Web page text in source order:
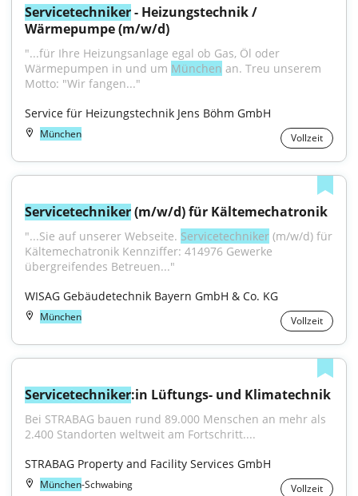
Servicetechniker - Heizungstechnik /
Wärmepumpe (m/w/d)
"...für Ihre Heizungsanlage egal ob Gas, Öl oder
Wärmepumpen in und um München an. Treu unserem
Motto: "Wir fangen..."
Service für Heizungstechnik Jens Böhm GmbH
München Vollzeit
Servicetechniker (m/w/d) für Kältemechatronik
"...Sie auf unserer Webseite. Servicetechniker (m/w/d) für
Kältemechatronik Kennziffer: 414976 Gewerke
übergreifendes Betreuen..."
WISAG Gebäudetechnik Bayern GmbH & Co. KG
München Vollzeit
Servicetechniker:in Lüftungs- und Klimatechnik
Bei STRABAG bauen rund 89.000 Menschen an mehr als
2.400 Standorten weltweit am Fortschritt....
STRABAG Property and Facility Services GmbH
München-Schwabing Vollzeit